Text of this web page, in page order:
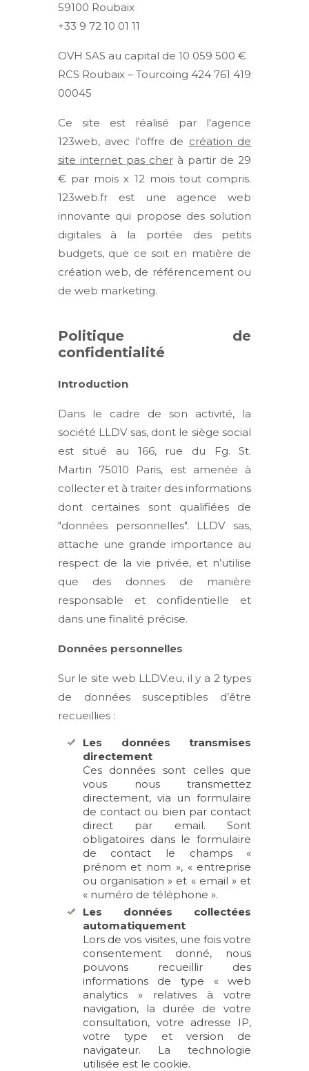
59100 Roubaix
+33 9 72 10 01 11
OVH SAS au capital de 10 059 500 €
RCS Roubaix – Tourcoing 424 761 419
00045
Ce site est réalisé par l'agence
123web, avec l'offre de création de
site internet pas cherà partir de 29
€ par mois x 12 mois tout compris.
123web.fr est une agence web
innovante qui propose des solution
digitales à la portée des petits
budgets, que ce soit en matière de
création web, de référencement ou
de web marketing.
Politique de
confidentialité
Introduction
Dans le cadre de son activité, la
société LLDV sas, dont le siège social
est situé au 166, rue du Fg. St.
Martin 75010 Paris, est amenée à
collecter et à traiter des informations
dont certaines sont qualifiées de
"données personnelles". LLDV sas,
attache une grande importance au
respect de la vie privée, et n’utilise
que des donnes de manière
responsable et confidentielle et
dans une finalité précise.
Données personnelles
Sur le site web LLDV.eu, il y a 2 types
de données susceptibles d’être
recueillies :
Les données transmises
directement
Ces données sont celles que
vous nous transmettez
directement, via un formulaire
de contact ou bien par contact
direct par email. Sont
obligatoires dans le formulaire
de contact le champs «
prénom et nom », « entreprise
ou organisation » et « email » et
« numéro de téléphone ».
Les données collectées
automatiquement
Lors de vos visites, une fois votre
consentement donné, nous
pouvons recueillir des
informations de type « web
analytics » relatives à votre
navigation, la durée de votre
consultation, votre adresse IP,
votre type et version de
navigateur. La technologie
utilisée est le cookie.